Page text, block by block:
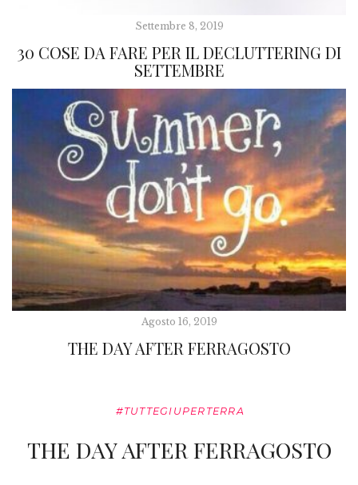
Settembre 8, 2019
30 COSE DA FARE PER IL DECLUTTERING DI
SETTEMBRE
Agosto 16, 2019
THE DAY AFTER FERRAGOSTO
#TUTTEGIUPERTERRA
THE DAY AFTER FERRAGOSTO